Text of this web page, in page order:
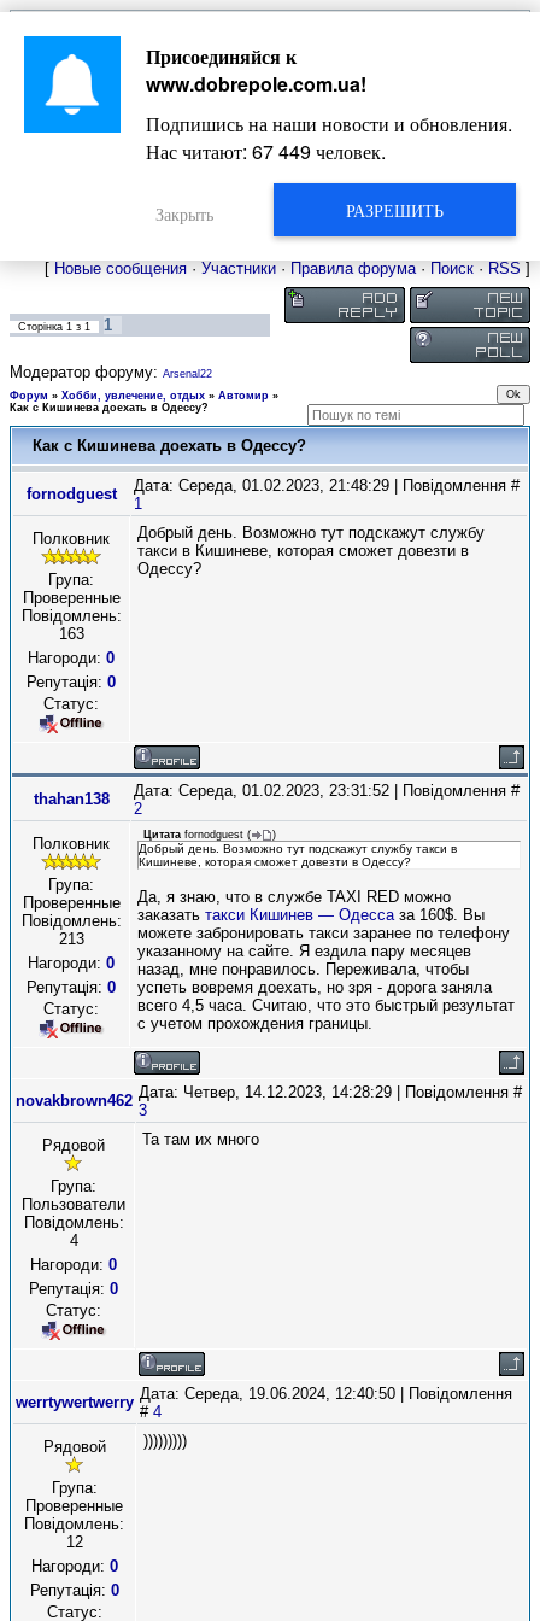
Главная
Новости
Довідкова
Фото
Оголошення
Видео
Жизнь Добропольского края
[ Новые сообщения · Участники · Правила форума· Поиск · RSS ]
Сторінка 1 з 1 1
Модератор форуму: Arsenal22
Форум » Хобби, увлечение, отдых » Автомир »
Как с Кишинева доехать в Одессу?
Как с Кишинева доехать в Одессу?
fornodguest
Дата: Середа, 01.02.2023, 21:48:29 | Повідомлення #
1
Полковник
Група:
Проверенные
Повідомлень:
163
Нагороди: 0
Репутація: 0
Статус:
Добрый день. Возможно тут подскажут службу
такси в Кишиневе, которая сможет довезти в
Одессу?
thahan138
Дата: Середа, 01.02.2023, 23:31:52 | Повідомлення #
2
Полковник
Група:
Проверенные
Повідомлень:
213
Нагороди: 0
Репутація: 0
Статус:
Цитата fornodguest ( )
Добрый день. Возможно тут подскажут службу такси в
Кишиневе, которая сможет довезти в Одессу?
Да, я знаю, что в службе TAXI RED можно
заказать такси Кишинев — Одессаза 160$. Вы
можете забронировать такси заранее по телефону
указанному на сайте. Я ездила пару месяцев
назад, мне понравилось. Переживала, чтобы
успеть вовремя доехать, но зря - дорога заняла
всего 4,5 часа. Считаю, что это быстрый результат
с учетом прохождения границы.
novakbrown462 Дата: Четвер, 14.12.2023, 14:28:29 | Повідомлення #
3
Рядовой
Група:
Пользователи
Повідомлень:
4
Нагороди: 0
Репутація: 0
Статус:
Та там их много
werrtywertwerry Дата: Середа, 19.06.2024, 12:40:50 | Повідомлення
# 4
Рядовой
Група:
Проверенные
Повідомлень:
12
Нагороди: 0
Репутація: 0
Статус:
)))))))))
Присоединяйся к
www.dobrepole.com.ua!
Подпишись на наши новости и обновления.
Нас читают: 67 449человек.
РАЗРЕШИТЬ
Закрыть